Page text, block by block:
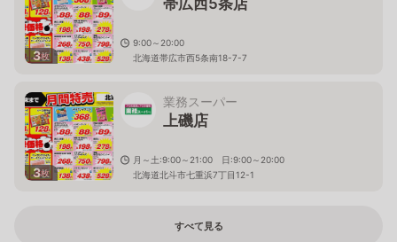
3枚
9:00～20:00
北海道帯広市西5条南18-7-7
3枚
業務スーパー
上磯店
月～土:9:00～21:00 日:9:00～20:00
北海道北斗市七重浜7丁目12-1
すべて見る